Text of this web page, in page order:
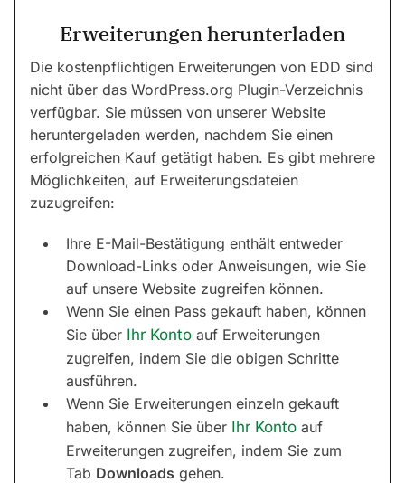
Erweiterungen herunterladen
Die kostenpflichtigen Erweiterungen von EDD sind
nicht über das WordPress.org Plugin-Verzeichnis
verfügbar. Sie müssen von unserer Website
heruntergeladen werden, nachdem Sie einen
erfolgreichen Kauf getätigt haben. Es gibt mehrere
Möglichkeiten, auf Erweiterungsdateien
zuzugreifen:
Ihre E-Mail-Bestätigung enthält entweder
Download-Links oder Anweisungen, wie Sie
auf unsere Website zugreifen können.
Wenn Sie einen Pass gekauft haben, können
Sie über Ihr Konto auf Erweiterungen
zugreifen, indem Sie die obigen Schritte
ausführen.
Wenn Sie Erweiterungen einzeln gekauft
haben, können Sie über Ihr Konto auf
Erweiterungen zugreifen, indem Sie zum
Tab Downloads gehen.